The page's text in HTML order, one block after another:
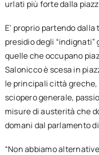
urlati più forte dalla
E’ proprio partendo
presidio degli
quelle che occupano
Salonicco è scesa in
le principali città greche,
sciopero generale,
misure di austerità che
domani dal parlamento
“Non abbiamo